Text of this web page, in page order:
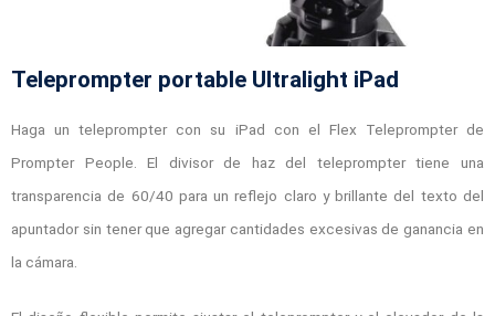
Teleprompter portable Ultralight iPad
Haga un teleprompter con su iPad con el Flex Teleprompter de
Prompter People. El divisor de haz del teleprompter tiene una
transparencia de 60/40 para un reflejo claro y brillante del texto del
apuntador sin tener que agregar cantidades excesivas de ganancia en
la cámara.